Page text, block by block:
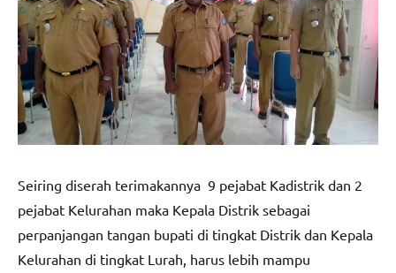
Seiring diserah terimakannya 9 pejabat Kadistrik dan 2
pejabat Kelurahan maka Kepala Distrik sebagai
perpanjangan tangan bupati di tingkat Distrik dan Kepala
Kelurahan di tingkat Lurah, harus lebih mampu